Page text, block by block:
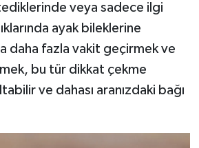
veya sadece ilgi
ayak bileklerine
daha fazla vakit geçirmek ve
bu tür dikkat çekme
ve dahası aranızdaki bağı